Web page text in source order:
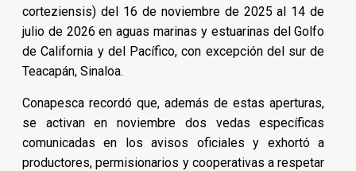
corteziensis) del 16 de noviembre de 2025 al 14 de
julio de 2026 en aguas marinas y estuarinas del Golfo
de California y del Pacífico, con excepción del sur de
Teacapán, Sinaloa.
Conapesca recordó que, además de estas aperturas,
se activan en noviembre dos vedas específicas
comunicadas en los avisos oficiales y exhortó a
productores, permisionarios y cooperativas a respetar